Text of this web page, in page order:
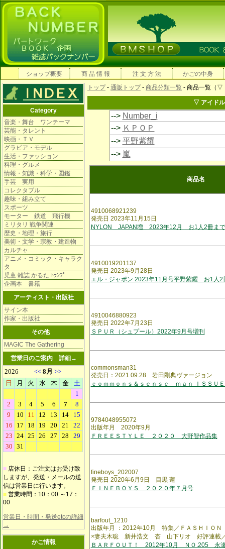
ショップ概要 商 品 情 報 注 文 方 法 かごの中身
Category
音楽・舞台 ワンテーマ
芸能・タレント
映画・ＴＶ
グラビア・モデル
生活・ファッション
料理・グルメ
情報・知識・科学・図鑑
手芸 実用
コレクタブル
趣味・組み立て
スポーツ
モーター 鉄道 飛行機
ミリタリ 戦争関連
歴史・地理・旅行
美術・文学・宗教・建造物
カルチャ
アニメ・コミック・キャラク
タ
児童 雑誌 かるた ﾄﾗﾝﾌﾟ
企画本 書籍
アーティスト・出版社
サイン本
作家・出版社
その他
MAGIC The Gathering
営業日のご案内 詳細→
■ 店休日：ご注文はお受け致
しますが、発送・メールの送
信は営業日に行います。
■ 営業時間：10：00.～17：
00
営業日・時間・発送etcの詳細
→
かご情報
トップ- 通販トップ- 商品分類一覧 - 商品一覧（▽
▽ アイド
--> Number_i
--> ＫＰＯＰ
--> 平野紫耀
--> 嵐
商品名
4910068921239
発売日 2023年11月15日
NYLON JAPAN増 2023年12月 お1人2冊まで
4910019201137
発売日 2023年9月28日
エル・ジャポン 2023年11月号平野紫耀 お1人2
4910046880923
発売日 2022年7月23日
ＳＰＵＲ（シュプール）2022年9月号増刊
commonsman31
発売日：2021.09.28 岩田剛典ヴァージョン
ｃｏｍｍｏｎｓ＆ｓｅｎｓｅ ｍａｎ ＩＳＳＵ
9784048955072
出版年月 2020年9月
ＦＲＥＥＳＴＹＬＥ ２０２０ 大野智作品集
fineboys_202007
発売日 2020年6月9日 目黒 蓮
ＦＩＮＥＢＯＹＳ ２０２０年７月号
barfout_1210
出版年月 ：2012年10月 特集／ＦＡＳＨＩＯ
×妻夫木聡 新井浩文 杏 山下リオ 好評連載
ＢＡＲＦＯＵＴ！ 2012年10月 ＮＯ.205 永